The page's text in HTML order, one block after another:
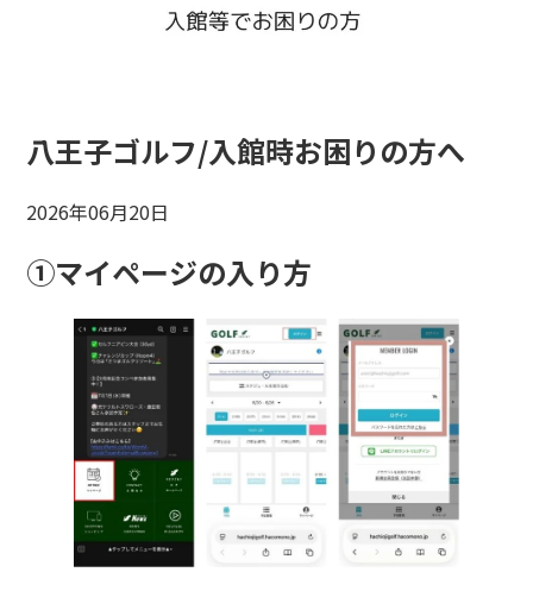
八王子ゴルフ/入館時お困りの方へ
2026年06月20日
①マイページの入り方